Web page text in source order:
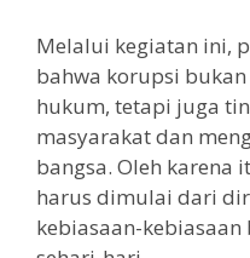
Melalui kegiatan ini,
bahwa korupsi
hukum, tetapi juga
masyarakat dan
bangsa. Oleh karena
harus dimulai dari
kebiasaan-